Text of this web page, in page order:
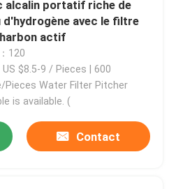
alcalin portatif riche de
d'hydrogène avec le filtre
actif
120
US $8.5-9 / Pieces | 600
Pieces Water Filter Pitcher
is available. (
Contact